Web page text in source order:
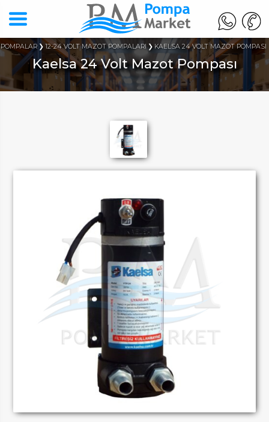
12-24 VOLT MAZOT POMPALARI KAELSA 24 VOLT MAZOT POMPASI
Kaelsa 24 Volt Mazot Pompası